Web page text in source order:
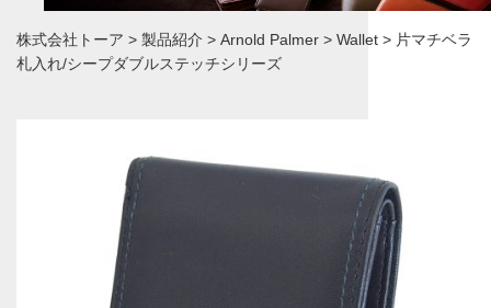
株式会社トーア > 製品紹介 > Arnold Palmer > Wallet > 片マチベラ
札入れ/シープダブルステッチシリーズ